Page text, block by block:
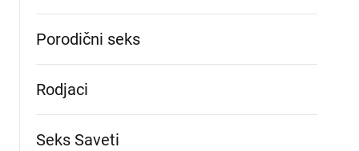
Porodični seks
Rodjaci
Seks Saveti